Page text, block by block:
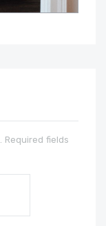
Required fields